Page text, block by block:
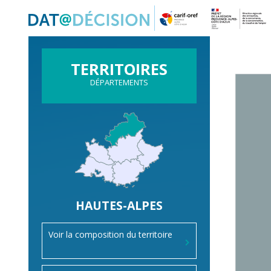
TERRITOIRES
DÉPARTEMENTS
HAUTES-ALPES
Voir la composition du territoire